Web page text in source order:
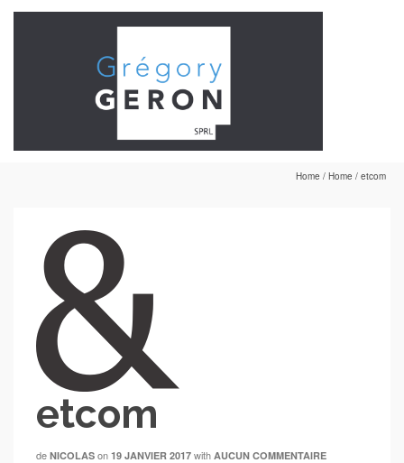
Home / Home / etcom
etcom
de NICOLAS on 19 JANVIER 2017 with AUCUN COMMENTAIRE